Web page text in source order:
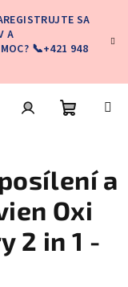
SA
A
📞+421 948
košíka
Oxi
2 in 1 -